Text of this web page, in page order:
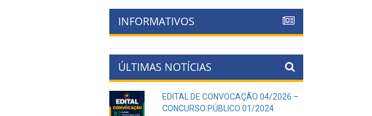
INFORMATIVOS
ÚLTIMAS NOTÍCIAS
EDITAL DE CONVOCAÇÃO 04/2026 –
CONCURSO PÚBLICO 01/2024